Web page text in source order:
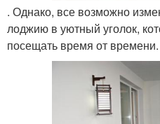
. Однако, все возможно
лоджию в уютный уголок,
посещать время от времени.